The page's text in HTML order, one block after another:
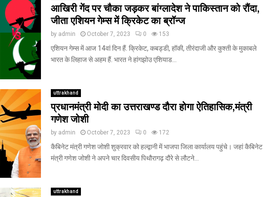
आख‍िरी गेंद पर चौका जड़कर बांग्लादेश ने पाकिस्तान को रौंदा,
जीता एश‍ियन गेम्स में क्रिकेट का ब्रॉन्ज
by admin October 7, 2023 0 153
एश‍ियन गेम्स में आज 14वां द‍िन हैं. क्रिकेट, कबड्डी, हॉकी, तीरंदाजी और कुश्ती के मुकाबले
भारत के ल‍िहाज से अहम हैं. भारत ने हांगझोउ एश‍ियाड...
uttrakhand
प्रधानमंत्री मोदी का उत्तराखण्ड दौरा होगा ऐतिहासिक,मंत्री
गणेश जोशी
by admin October 7, 2023 0 172
कैबिनेट मंत्री गणेश जोशी शुक्रवार को हल्द्वानी में भाजपा जिला कार्यालय पहुंचे। जहां कैबिनेट
मंत्री गणेश जोशी ने अपने चार दिवसीय पिथौरागढ़ दौरे से लौटने...
uttrakhand